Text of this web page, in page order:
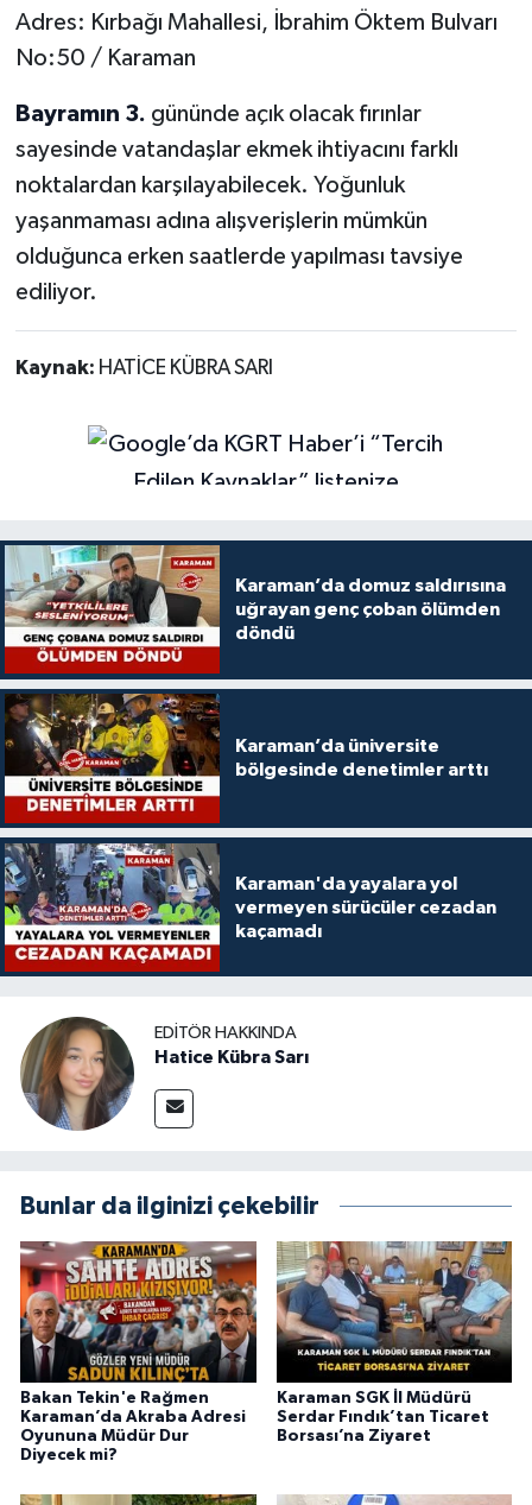
Adres: Kırbağı Mahallesi, İbrahim Öktem Bulvarı
No:50 / Karaman
Bayramın 3. gününde açık olacak fırınlar
sayesinde vatandaşlar ekmek ihtiyacını farklı
noktalardan karşılayabilecek. Yoğunluk
yaşanmaması adına alışverişlerin mümkün
olduğunca erken saatlerde yapılması tavsiye
ediliyor.
Kaynak: HATİCE KÜBRA SARI
Karaman’da domuz saldırısına
uğrayan genç çoban ölümden
döndü
Karaman’da üniversite
bölgesinde denetimler arttı
Karaman'da yayalara yol
vermeyen sürücüler cezadan
kaçamadı
EDITÖR HAKKINDA
Hatice Kübra Sarı
Bunlar da ilginizi çekebilir
Bakan Tekin'e Rağmen
Karaman’da Akraba Adresi
Oyununa Müdür Dur
Diyecek mi?
Karaman SGK İl Müdürü
Serdar Fındık’tan Ticaret
Borsası’na Ziyaret